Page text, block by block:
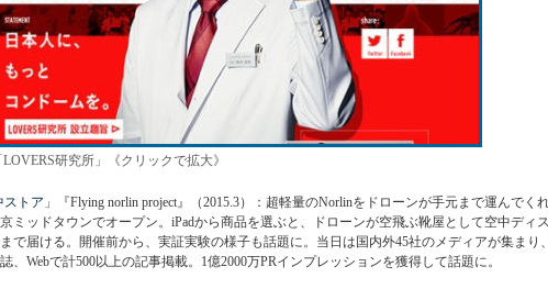
研究所」《クリックで拡大》
ストア 」『Flying norlin project』（2015.3）：超軽量のNorlinをドローンが手元まで運んでく
ミッドタウンでオープン。iPadから商品を選ぶと、ドローンが空飛ぶ靴屋として空中ディ
で届ける。開催前から、実証実験の様子も話題に。当日は国内外45社のメディアが集まり、
、Webで計500以上の記事掲載。1億2000万PRインプレッションを獲得して話題に。